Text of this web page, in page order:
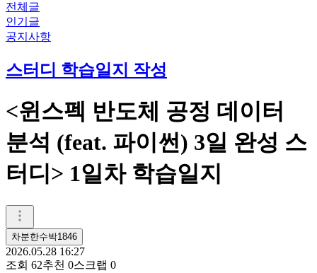
전체글
인기글
공지사항
스터디 학습일지 작성
<윈스펙 반도체 공정 데이터
분석 (feat. 파이썬) 3일 완성 스
터디> 1일차 학습일지
차분한수박1846
2026.05.28 16:27
조회 62추천 0스크랩 0